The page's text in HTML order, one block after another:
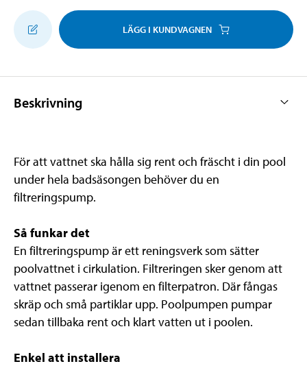
LÄGG I KUNDVAGNEN
Beskrivning
För att vattnet ska hålla sig rent och fräscht i din pool
under hela badsäsongen behöver du en
filtreringspump.
Så funkar det
En filtreringspump är ett reningsverk som sätter
poolvattnet i cirkulation. Filtreringen sker genom att
vattnet passerar igenom en filterpatron. Där fångas
skräp och små partiklar upp. Poolpumpen pumpar
sedan tillbaka rent och klart vatten ut i poolen.
Enkel att installera